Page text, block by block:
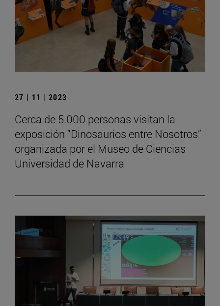
27 | 11 | 2023
Cerca de 5.000 personas visitan la
exposición “Dinosaurios entre Nosotros”
organizada por el Museo de Ciencias
Universidad de Navarra